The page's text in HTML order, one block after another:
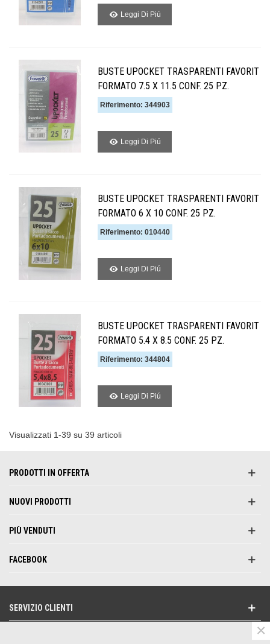
Leggi Di Piú
BUSTE UPOCKET TRASPARENTI FAVORIT
FORMATO 7.5 X 11.5 CONF. 25 PZ.
Riferimento: 344903
Leggi Di Piú
BUSTE UPOCKET TRASPARENTI FAVORIT
FORMATO 6 X 10 CONF. 25 PZ.
Riferimento: 010440
Leggi Di Piú
BUSTE UPOCKET TRASPARENTI FAVORIT
FORMATO 5.4 X 8.5 CONF. 25 PZ.
Riferimento: 344804
Leggi Di Piú
Visualizzati 1-39 su 39 articoli
PRODOTTI IN OFFERTA
NUOVI PRODOTTI
PIÙ VENDUTI
FACEBOOK
SERVIZIO CLIENTI
×